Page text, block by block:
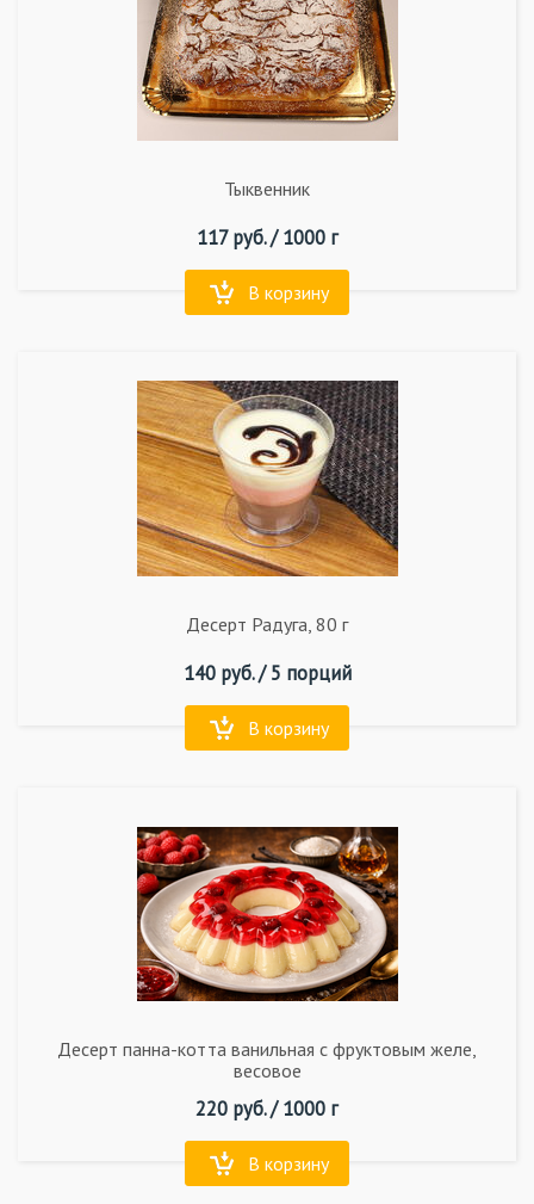
Тыквенник
117руб. /1000 г
В корзину
Десерт Радуга, 80 г
140руб. /5 порций
В корзину
Десерт панна-котта ванильная с фруктовым желе,
весовое
220 руб. /1000 г
В корзину